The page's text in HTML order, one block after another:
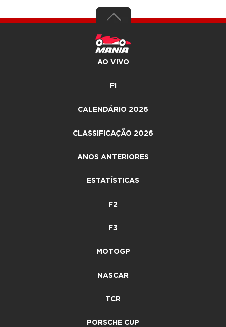
AO VIVO
F1
CALENDÁRIO 2026
CLASSIFICAÇÃO 2026
ANOS ANTERIORES
ESTATÍSTICAS
F2
F3
MOTOGP
NASCAR
TCR
PORSCHE CUP